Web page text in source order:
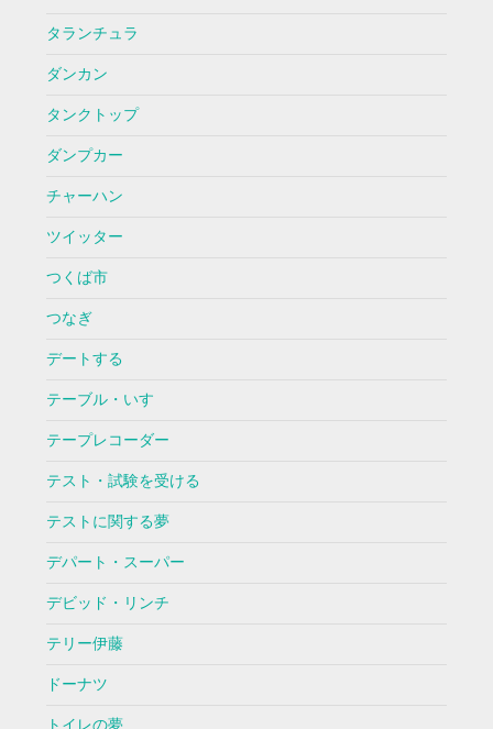
タランチュラ
ダンカン
タンクトップ
ダンプカー
チャーハン
ツイッター
つくば市
つなぎ
デートする
テーブル・いす
テープレコーダー
テスト・試験を受ける
テストに関する夢
デパート・スーパー
デビッド・リンチ
テリー伊藤
ドーナツ